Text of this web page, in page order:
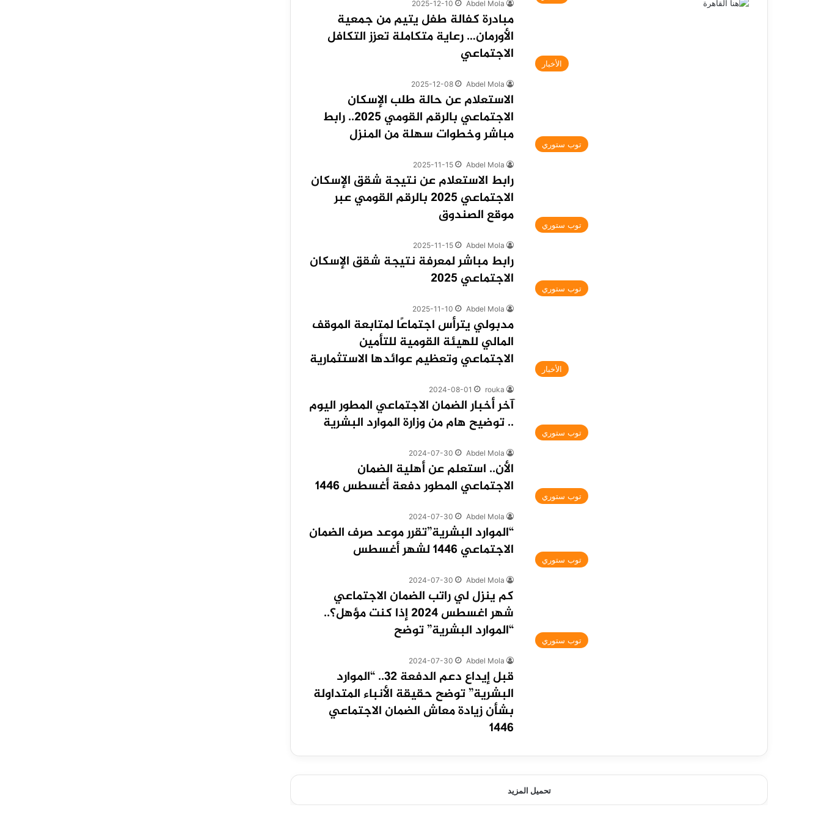
Abdel Mola
2025-12-10
مبادرة كفالة طفل يتيم من جمعية
الأورمان… رعاية متكاملة تعزز التكافل
الاجتماعي
الأخبار
Abdel Mola
2025-12-08
الاستعلام عن حالة طلب الإسكان
الاجتماعي بالرقم القومي 2025.. رابط
مباشر وخطوات سهلة من المنزل
توب ستوري
Abdel Mola
2025-11-15
رابط الاستعلام عن نتيجة شقق الإسكان
الاجتماعي 2025 بالرقم القومي عبر
موقع الصندوق
توب ستوري
Abdel Mola
2025-11-15
رابط مباشر لمعرفة نتيجة شقق الإسكان
الاجتماعي 2025
توب ستوري
Abdel Mola
2025-11-10
مدبولي يترأس اجتماعًا لمتابعة الموقف
المالي للهيئة القومية للتأمين
الاجتماعي وتعظيم عوائدها الاستثمارية
الأخبار
rouka
2024-08-01
آخر أخبار الضمان الاجتماعي المطور اليوم
.. توضيح هام من وزارة الموارد البشرية
توب ستوري
Abdel Mola
2024-07-30
الأن.. استعلم عن أهلية الضمان
الاجتماعي المطور دفعة أغسطس 1446
توب ستوري
Abdel Mola
2024-07-30
“الموارد البشرية”تقرر موعد صرف الضمان
الاجتماعي 1446 لشهر أغسطس
توب ستوري
Abdel Mola
2024-07-30
كم ينزل لي راتب الضمان الاجتماعي
شهر اغسطس 2024 إذا كنت مؤهل؟..
“الموارد البشرية” توضح
توب ستوري
Abdel Mola
2024-07-30
قبل إيداع دعم الدفعة 32.. “الموارد
البشرية” توضح حقيقة الأنباء المتداولة
بشأن زيادة معاش الضمان الاجتماعي
1446
تحميل المزيد